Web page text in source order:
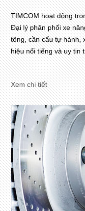
TIMCOM hoạt động
Đại lý phân phối xe
tông, cần cẩu tự hành,
hiệu nổi tiếng và uy tin
Xem chi tiết